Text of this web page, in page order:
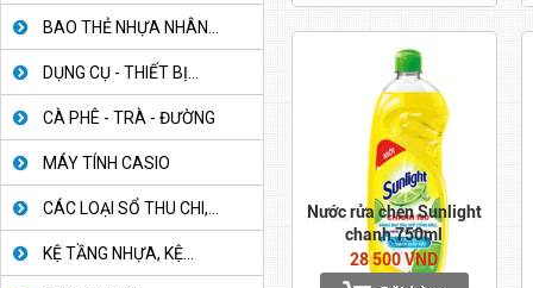
BAO THẺ NHỰA NHÂN...
DỤNG CỤ - THIẾT BỊ...
CÀ PHÊ - TRÀ - ĐƯỜNG
MÁY TÍNH CASIO
CÁC LOẠI SỔ THU CHI,...
KỆ TẦNG NHỰA, KỆ...
Nước rửa chén Sunlight
chanh 750ml
28 500 VND